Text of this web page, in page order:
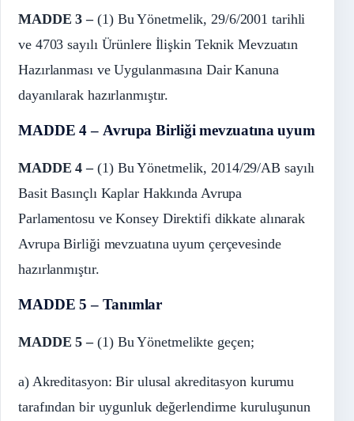
MADDE 3 – (1) Bu Yönetmelik, 29/6/2001 tarihli
ve 4703 sayılı Ürünlere İlişkin Teknik Mevzuatın
Hazırlanması ve Uygulanmasına Dair Kanuna
dayanılarak hazırlanmıştır.
MADDE 4 – Avrupa Birliği mevzuatına uyum
MADDE 4 – (1) Bu Yönetmelik, 2014/29/AB sayılı
Basit Basınçlı Kaplar Hakkında Avrupa
Parlamentosu ve Konsey Direktifi dikkate alınarak
Avrupa Birliği mevzuatına uyum çerçevesinde
hazırlanmıştır.
MADDE 5 – Tanımlar
MADDE 5 –(1) Bu Yönetmelikte geçen;
a) Akreditasyon: Bir ulusal akreditasyon kurumu
tarafından bir uygunluk değerlendirme kuruluşunun